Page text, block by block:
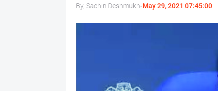
By, Sachin Deshmukh-May 29, 2021 07:45:00